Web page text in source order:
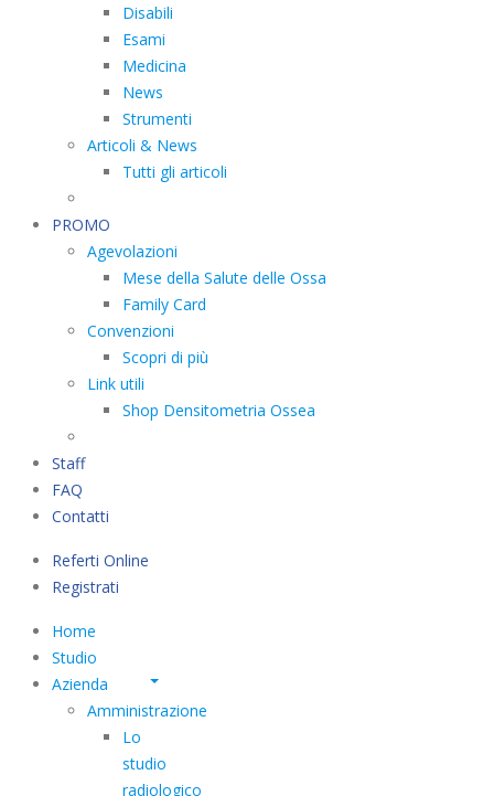
Disabili
Esami
Medicina
News
Strumenti
Articoli & News
Tutti gli articoli
PROMO
Agevolazioni
Mese della Salute delle Ossa
Family Card
Convenzioni
Scopri di più
Link utili
Shop Densitometria Ossea
Staff
FAQ
Contatti
Referti Online
Registrati
Home
Studio
Azienda
Amministrazione
Lo
studio
radiologico